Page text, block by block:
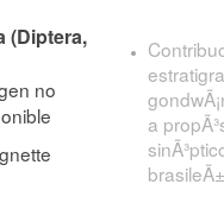
(Diptera,
a